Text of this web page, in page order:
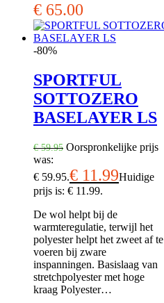
€ 65.00
-80%
SPORTFUL
SOTTOZERO
BASELAYER LS
€59.95 Oorspronkelijke prijs
was:
€ 59.95.€ 11.99Huidige
prijs is: € 11.99.
De wol helpt bij de
warmteregulatie, terwijl het
polyester helpt het zweet af te
voeren bij zware
inspanningen. Basislaag van
stretchpolyester met hoge
kraag Polyester…